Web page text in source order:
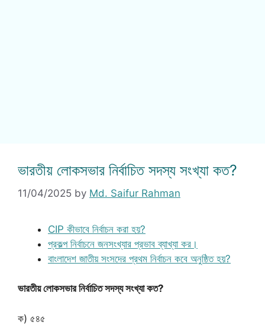
ভারতীয় লোকসভার নির্বাচিত সদস্য সংখ্যা কত?
11/04/2025 by Md. Saifur Rahman
CIP কীভাবে নির্বাচন করা হয়?
প্রকল্প নির্বাচনে জনসংখ্যার প্রভাব ব্যাখ্যা কর।
বাংলাদেশ জাতীয় সংসদের প্রথম নির্বাচন কবে অনুষ্ঠিত হয়?
ভারতীয় লোকসভার নির্বাচিত সদস্য সংখ্যা কত?
ক) ৫৪৫